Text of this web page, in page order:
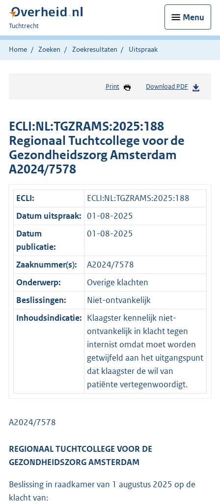
Menu
U
bent
hier:
Tuchtrecht
Home Zoeken Zoekresultaten Uitspraak
Print Download PDF
ECLI:NL:TGZRAMS:2025:188
Regionaal Tuchtcollege voor de
Gezondheidszorg Amsterdam
A2024/7578
ECLI:
ECLI:NL:TGZRAMS:2025:188
Datum uitspraak: 01-08-2025
Datum
publicatie:
01-08-2025
Zaaknummer(s):
A2024/7578
Onderwerp:
Overige klachten
Beslissingen:
Niet-ontvankelijk
Inhoudsindicatie: Klaagster kennelijk niet-
ontvankelijk in klacht tegen
internist omdat moet worden
getwijfeld aan het uitgangspunt
dat klaagster de wil van
patiënte vertegenwoordigt.
A2024/7578
REGIONAAL TUCHTCOLLEGE VOOR DE
GEZONDHEIDSZORG AMSTERDAM
Beslissing in raadkamer van 1 augustus 2025 op de
klacht van: